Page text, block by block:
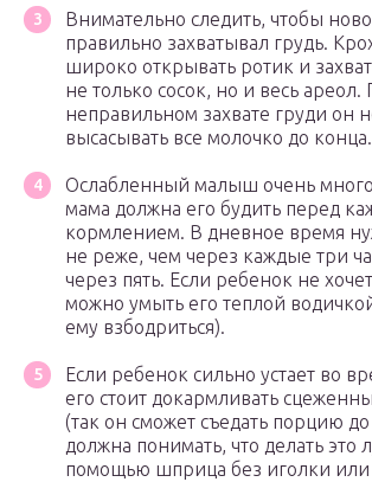
Внимательно следить, чтобы
правильно захватывал грудь.
широко открывать ротик и
не только сосок, но и весь ареол.
неправильном захвате груди он
высасывать все молочко до конца.
Ослабленный малыш очень много
мама должна его будить перед
кормлением. В дневное время
не реже, чем через каждые три
через пять. Если ребенок не
можно умыть его теплой
ему взбодриться).
Если ребенок сильно устает во
его стоит докармливать
(так он сможет съедать порцию
должна понимать, что делать это
помощью шприца без иголки или